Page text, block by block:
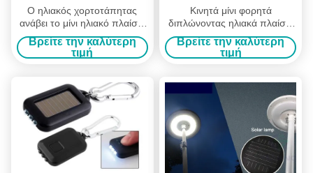
Ο ηλιακός χορτοτάπητας
ανάβει το μίνι ηλιακό πλαίσιο
εποξικής ρητίνης με την
υψηλή συναλλαγματική
ισοτιμία
Βρείτε την καλύτερη
τιμή
Κινητά μίνι φορητά
διπλώνοντας ηλιακά πλαίσια
γύρω από τη μορφή για τα
ηλιακά φανάρια
Βρείτε την καλύτερη
τιμή